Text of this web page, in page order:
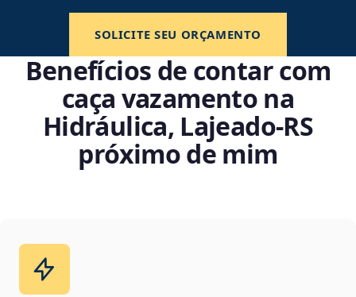
SOLICITE SEU ORÇAMENTO
Benefícios de contar com
caça vazamento na
Hidráulica, Lajeado‑RS
próximo de mim